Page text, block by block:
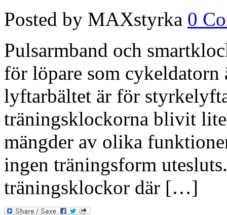
Posted by MAXstyrka 0
Pulsarmband och
för löpare som
lyftarbältet är för
träningsklockorna blivit
mängder av olika
ingen träningsform
träningsklockor där […]